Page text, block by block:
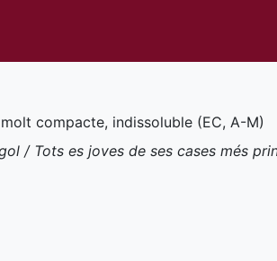
compacte, indissoluble (EC, A-M)
/ Tots es joves de ses cases més